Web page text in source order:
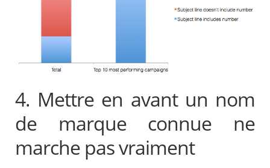
4. Mettre en avant un nom
de marque connue ne
marche pas vraiment